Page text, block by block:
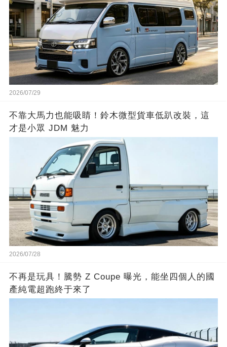
2026/07/29
不靠大馬力也能吸睛！鈴木微型貨車低趴改裝，這
才是小眾 JDM 魅力
2026/07/28
不再是玩具！騰勢 Z Coupe 曝光，能坐四個人的國
產純電超跑終于來了